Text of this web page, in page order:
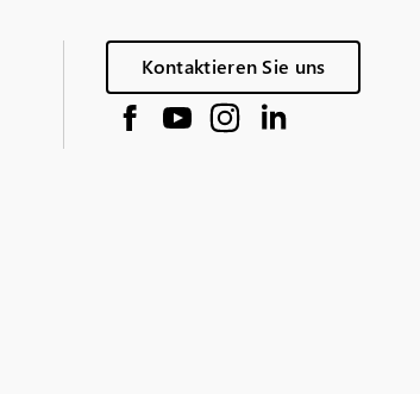
Kontaktieren Sie uns